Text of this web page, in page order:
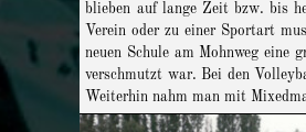
blieben auf lange Zeit bzw. bis
Verein oder zu einer Sportart
neuen Schule am Mohnweg
verschmutzt war. Bei den
Weiterhin nahm man mit